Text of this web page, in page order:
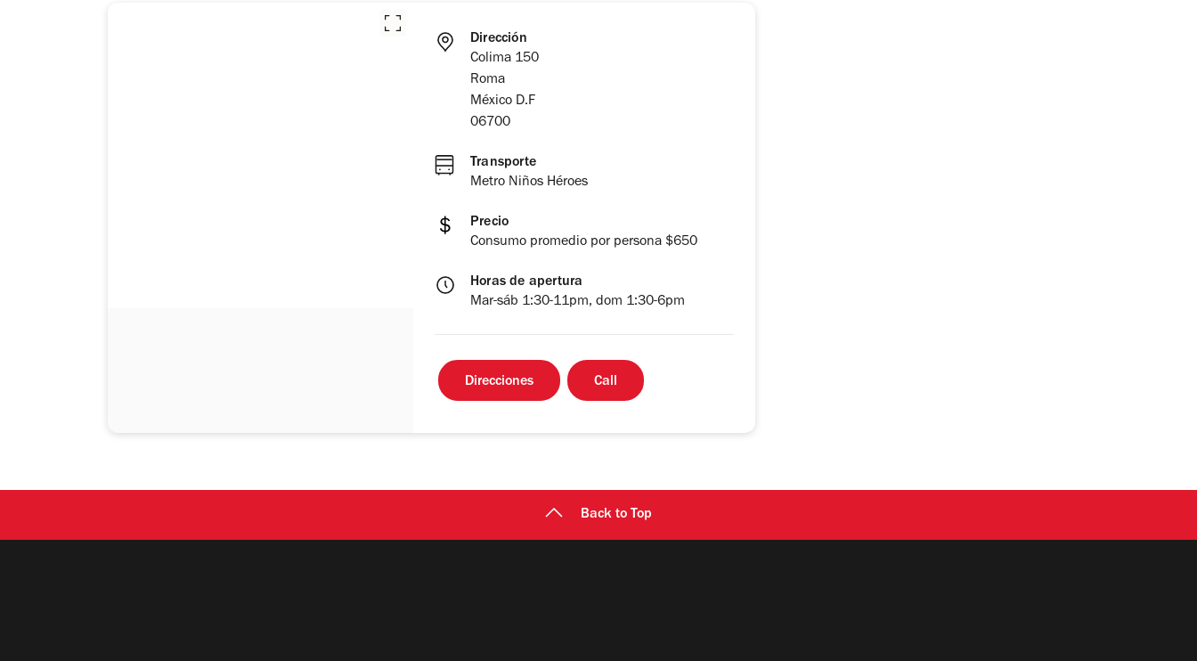
Dirección
Colima 150
Roma
México D.F
06700
Transporte
Metro Niños Héroes
Precio
Consumo promedio por persona $650
Horas de apertura
Mar-sáb 1:30-11pm, dom 1:30-6pm
Direcciones Call
Back to Top